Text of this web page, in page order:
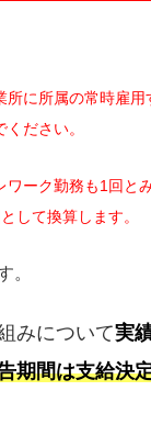
に所属の常時雇用
ださい。
ーク勤務も1回と
して換算します。
。
みについて実
期間は支給決